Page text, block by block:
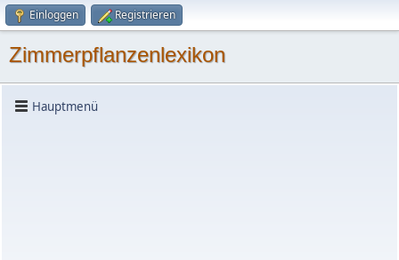
Einloggen Registrieren
Zimmerpflanzenlexikon
Hauptmenü